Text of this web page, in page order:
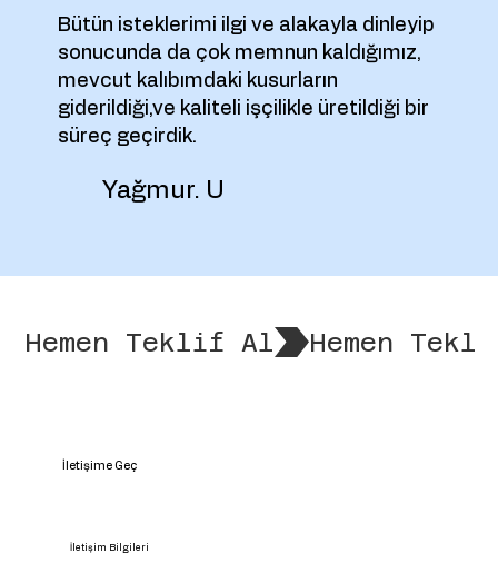
Bütün isteklerimi ilgi ve alakayla dinleyip
sonucunda da çok memnun kaldığımız,
mevcut kalıbımdaki kusurların
giderildiği,ve kaliteli işçilikle üretildiği bir
süreç geçirdik.
Yağmur. U
Hemen Teklif Al
İletişime Geç
İletişim Bilgileri